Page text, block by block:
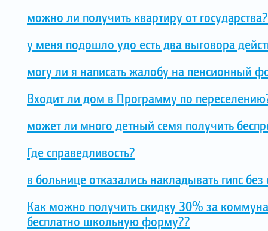
можно ли получить квартиру от государства?
у меня подошло удо есть два выговора
могу ли я написать жалобу на пенсионный
Входит ли дом в Программу по
может ли много детный семя получить
Где справедливость?
в больнице отказались накладывать гипс
Как можно получить скидку 30% за
бесплатно школьную форму??